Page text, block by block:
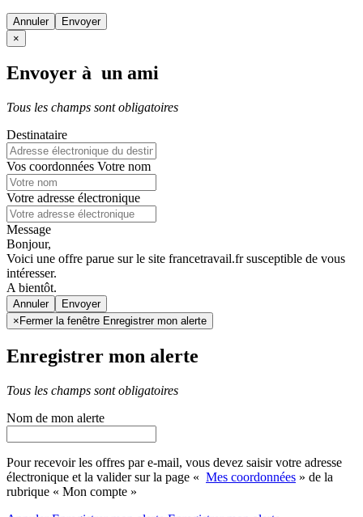
Annuler
×
Envoyer à un ami
Tous les champs sont obligatoires
Destinataire
Vos coordonnées Votre nom
Votre adresse électronique
Message
Bonjour,
Voici une offre parue sur le site francetravail.fr susceptible de vous
intéresser.
A bientôt.
Annuler
× Fermer la fenêtre Enregistrer mon alerte
Enregistrer mon alerte
Tous les champs sont obligatoires
Nom de mon alerte
Pour recevoir les offres par e-mail, vous devez saisir votre adresse
électronique et la valider sur la page « Mes coordonnées » de la
rubrique « Mon compte »